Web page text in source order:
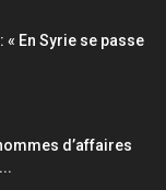
« En Syrie se passe
d’affaires